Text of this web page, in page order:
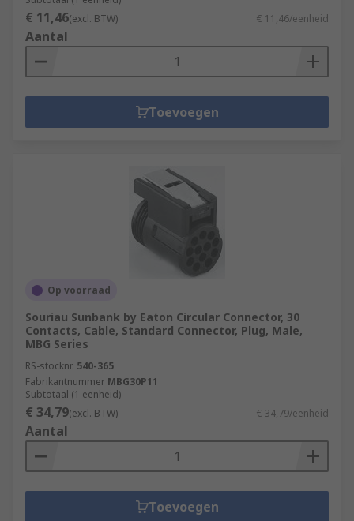
€ 11,46(excl. BTW) € 11,46/eenheid
Aantal
Toevoegen
Op voorraad
Souriau Sunbank by Eaton Circular Connector, 30
Contacts, Cable, Standard Connector, Plug, Male,
MBG Series
RS-stocknr. 540-365
Fabrikantnummer MBG30P11
Subtotaal (1 eenheid)
€ 34,79(excl. BTW) € 34,79/eenheid
Aantal
Toevoegen